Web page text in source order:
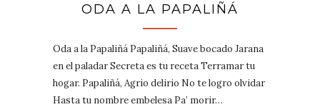
ODA A LA PAPALIÑÁ
Oda a la Papaliñá Papaliñá, Suave bocado Jarana
en el paladar Secreta es tu receta Terramar tu
hogar. Papaliñá, Agrio delirio No te logro olvidar
Hasta tu nombre embelesa Pa’ morir…